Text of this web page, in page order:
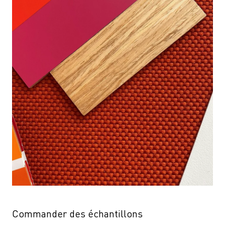
Commander des échantillons